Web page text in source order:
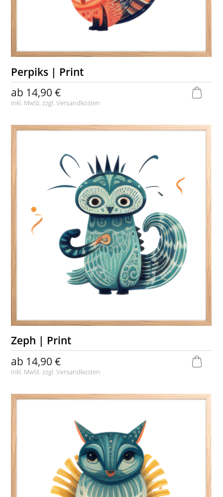
Perpiks | Print
ab 14,90 €
inkl. MwSt. zzgl.Versandkosten
Zeph | Print
ab 14,90 €
inkl. MwSt. zzgl.Versandkosten